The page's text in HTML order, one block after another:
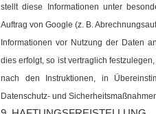
stellt diese Informationen unter
Auftrag von Google (z. B.
Informationen vor Nutzung der Daten
dies erfolgt, so ist vertraglich
nach den Instruktionen, in
Datenschutz- und